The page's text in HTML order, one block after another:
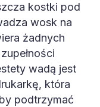
kostki pod
wosk na
żadnych
wadą jest
która
podtrzymać